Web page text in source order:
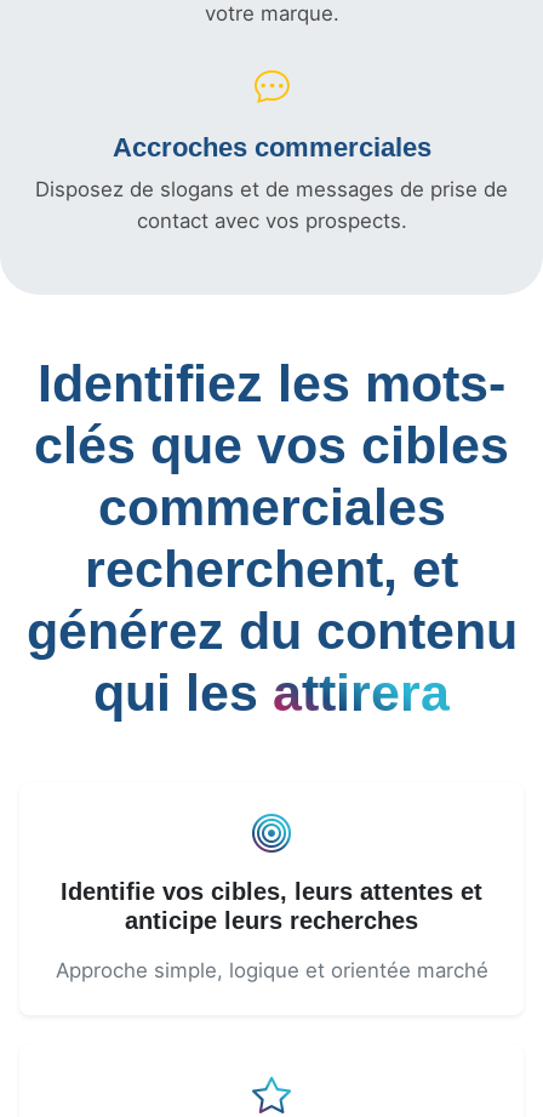
votre marque.
Accroches commerciales
Disposez de slogans et de messages de prise de
contact avec vos prospects.
Identifiez les mots-
clés que vos cibles
commerciales
recherchent, et
générez du contenu
qui les attirera
Identifie vos cibles, leurs attentes et
anticipe leurs recherches
Approche simple, logique et orientée marché